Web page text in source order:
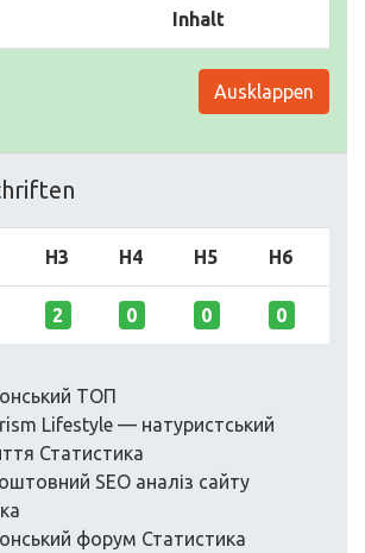
Inhalt
Ausklappen
H3 H4 H5 H6
2 0 0 0
ТОП
Lifestyle — натуристський
Статистика
SEO аналіз сайту
форум Статистика